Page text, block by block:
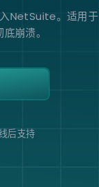
入NetSuite。适用于
崩溃。
后支持